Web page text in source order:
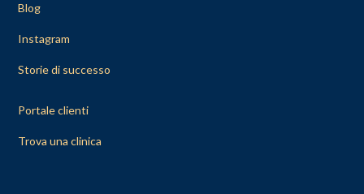
Blog
Instagram
Storie di successo
Portale clienti
Trova una clinica